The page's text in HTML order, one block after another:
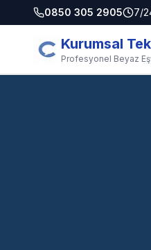
0850 305 2905 7/
Kurumsal
Profesyonel Beyaz